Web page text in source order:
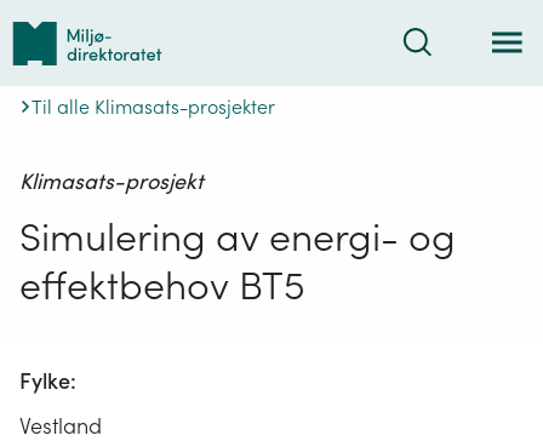
Tilbake
forsiden
Søk
Til alle Klimasats-prosjekter
Klimasats-prosjekt
Simulering av energi- og
effektbehov BT5
Fylke:
Vestland